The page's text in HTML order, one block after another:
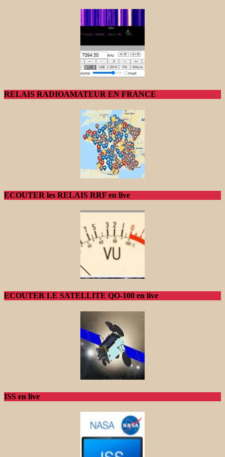
RELAIS RADIOAMATEUR EN FRANCE
ECOUTER les RELAIS RRF en live
ECOUTER LE SATELLITE QO-100 en live
ISS en live